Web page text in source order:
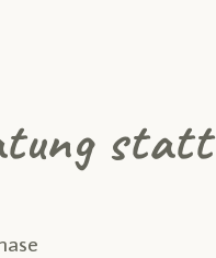
statt­